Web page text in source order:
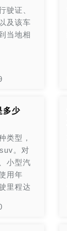
驶证、
及该车
当地相
多少
类型，
。对
小型汽
用年
里程达
间超过